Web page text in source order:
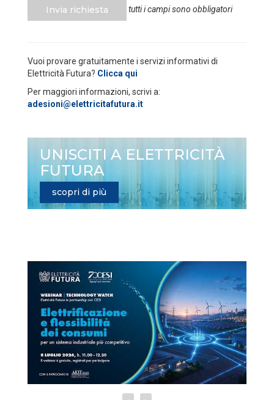
Invia richiesta tutti i campi sono obbligatori
Vuoi provare gratuitamente i servizi informativi di
Elettricità Futura? Clicca qui
Per maggiori informazioni, scrivi a:
adesioni@elettricitafutura.it
UNISCITI A ELETTRICITÀ
FUTURA
scopri di più